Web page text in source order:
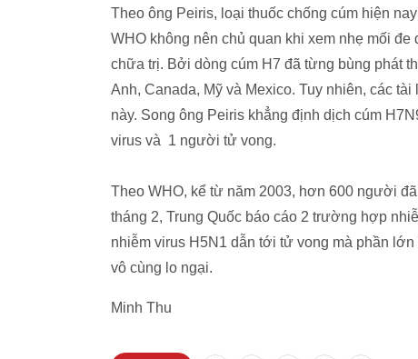
Theo ông Peiris, loại thuốc chống cúm hiện
WHO không nên chủ quan khi xem nhẹ mối
chữa trị. Bởi dòng cúm H7 đã từng bùng phát
Anh, Canada, Mỹ và Mexico. Tuy nhiên, các
này. Song ông Peiris khẳng định dịch cúm
virus và 1 người tử vong.
Theo WHO, kể từ năm 2003, hơn 600 người
tháng 2, Trung Quốc báo cáo 2 trường hợp
nhiễm virus H5N1 dẫn tới tử vong mà phần
vô cùng lo ngại.
Minh Thu